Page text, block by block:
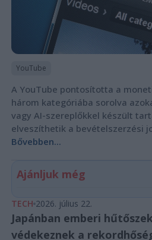
YouTube
A YouTube pontosította a
három kategóriába sorolva
vagy AI-szereplőkkel készült
elveszíthetik a bevételszerzési
Bővebben...
Ajánljuk még
TECH 2026. július 22.
Japánban emberi
védekeznek a